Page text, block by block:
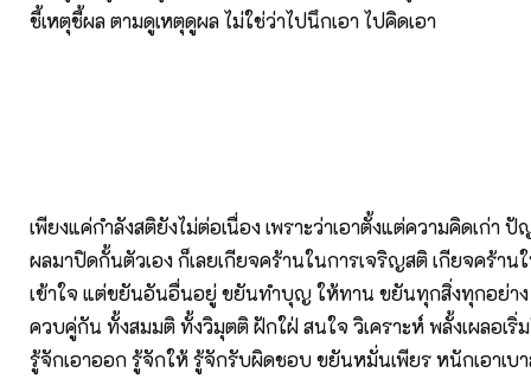
ชี้เหตุชี้ผล ตามดูเหตุดูผล ไม่ใช่ว่าไปนึกเอา ไปคิดเอา
เพียงแค่กำลังสติยังไม่ต่อเนื่อง เพราะว่าเอาตั้งแต่ความคิดเก่า
ผลมาปิดกั้นตัวเอง ก็เลยเกียจคร้านในการเจริญสติ เกียจคร้าน
เข้าใจ แต่ขยันอันอื่นอยู่ ขยันทำบุญ ให้ทาน ขยันทุกสิ่งทุกอย่าง
ควบคู่กัน ทั้งสมมติ ทั้งวิมุตติ ฝักใฝ่ สนใจ วิเคราะห์ พลั้งเผลอเริ่
รู้จักเอาออก รู้จักให้ รู้จักรับผิดชอบ ขยันหมั่นเพียร หนักเอาเบ